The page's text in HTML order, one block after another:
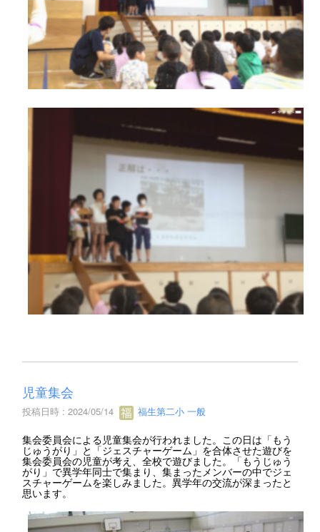
児童集会
投稿日時 : 2024/05/14 福生第二小 一般
集会委員会による児童集会が行われました。この日は「もう
じゅうがり」と「ジェスチャーゲーム」を合体させた遊びを
集会委員会の児童が考え、全校で遊びました。「もうじゅう
がり」で異学年同士で集まり、集まったメンバーの中でジェ
スチャーゲームを楽しみました。異学年の交流が深まったと
思います。